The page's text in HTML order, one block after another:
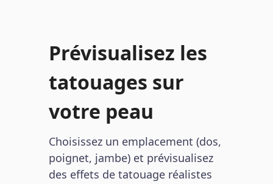
Prévisualisez les
tatouages sur
votre peau
Choisissez un emplacement (dos,
poignet, jambe) et prévisualisez
des effets de tatouage réalistes